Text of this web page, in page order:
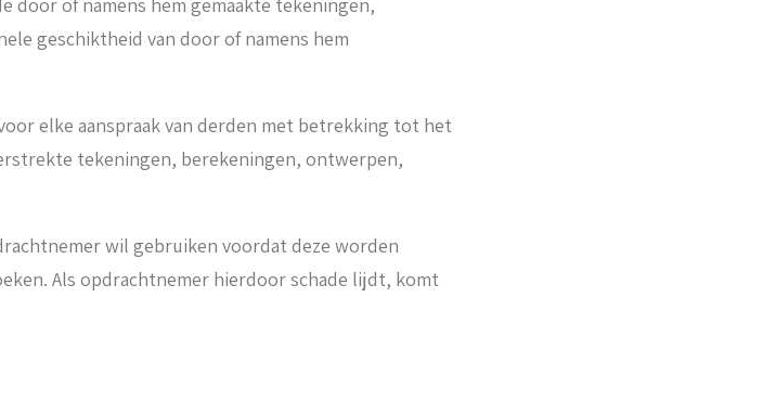
geschiktheid van door of namens hem
elke aanspraak van derden met betrekking tot het
tekeningen, berekeningen, ontwerpen,
wil gebruiken voordat deze worden
Als opdrachtnemer hierdoor schade lijdt, komt